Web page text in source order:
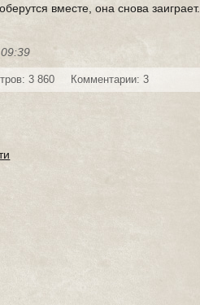
вместе, она снова заиграет.
3 860 Комментарии: 3